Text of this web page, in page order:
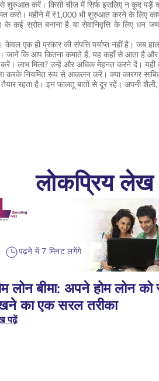
शुरुआत करें। किसी चीज़ में सिर्फ इसलिए न कूद पड़ें
करो। महीने में ₹1,000 भी शुरुआत करने के लिए
कई स्रोत बनाना है या सेवानिवृत्ति के लिए धन
केवल एक ही प्रकार की संपत्ति पर्याप्त नहीं है। जब
जानें कि आप कितना कमाते हैं, यह कहाँ से आता है और
करें। लाभ मिला? उन्हें और अधिक मेहनत करने दें।
करके नियमित रूप से आकलन करें। क्या कारगर साबित
रहता है। इन फालतू बातों से दूर रहें। अपनी
लोकप्रिय लेख
पढ़ने में 7 मिनट लगेंगे
लोन बीमा: अपने होम लोन को
का एक सरल तरीका
पढ़ें